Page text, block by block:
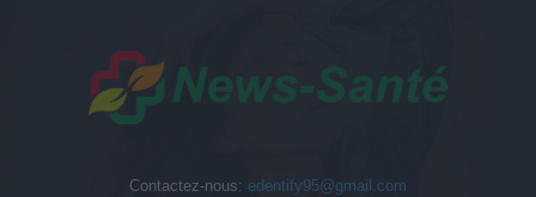
Contactez-nous: edentify95@gmail.com